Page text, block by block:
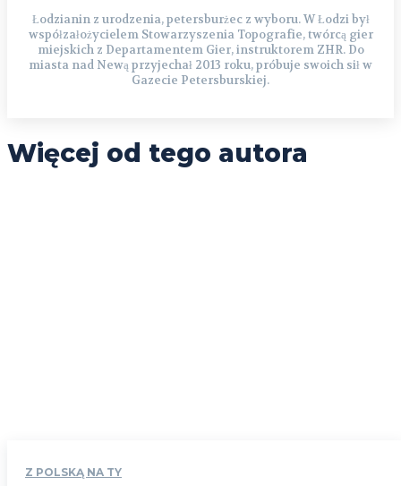
Łodzianin z urodzenia, petersburżec z wyboru. W Łodzi był
współzałożycielem Stowarzyszenia Topografie, twórcą gier
miejskich z Departamentem Gier, instruktorem ZHR. Do
miasta nad Newą przyjechał 2013 roku, próbuje swoich sił w
Gazecie Petersburskiej.
Więcej od tego autora
Z POLSKĄ NA TY